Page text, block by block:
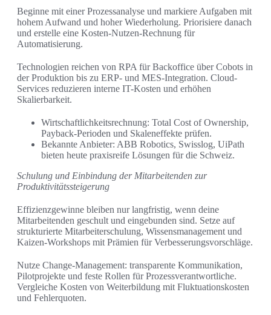
Beginne mit einer Prozessanalyse und markiere Aufgaben mit
hohem Aufwand und hoher Wiederholung. Priorisiere danach
und erstelle eine Kosten-Nutzen-Rechnung für
Automatisierung.
Technologien reichen von RPA für Backoffice über Cobots in
der Produktion bis zu ERP- und MES-Integration. Cloud-
Services reduzieren interne IT-Kosten und erhöhen
Skalierbarkeit.
Wirtschaftlichkeitsrechnung: Total Cost of Ownership,
Payback-Perioden und Skaleneffekte prüfen.
Bekannte Anbieter: ABB Robotics, Swisslog, UiPath
bieten heute praxisreife Lösungen für die Schweiz.
Schulung und Einbindung der Mitarbeitenden zur
Produktivitätssteigerung
Effizienzgewinne bleiben nur langfristig, wenn deine
Mitarbeitenden geschult und eingebunden sind. Setze auf
strukturierte Mitarbeiterschulung, Wissensmanagement und
Kaizen-Workshops mit Prämien für Verbesserungsvorschläge.
Nutze Change-Management: transparente Kommunikation,
Pilotprojekte und feste Rollen für Prozessverantwortliche.
Vergleiche Kosten von Weiterbildung mit Fluktuationskosten
und Fehlerquoten.